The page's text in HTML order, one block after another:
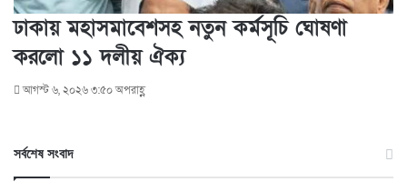
ঢাকায় মহাসমাবেশসহ নতুন কর্মসূচি ঘোষণা
করলো ১১ দলীয় ঐক্য
আগস্ট ৬, ২০২৬ ৩:৫০ অপরাহ্ণ
সর্বশেষ সংবাদ